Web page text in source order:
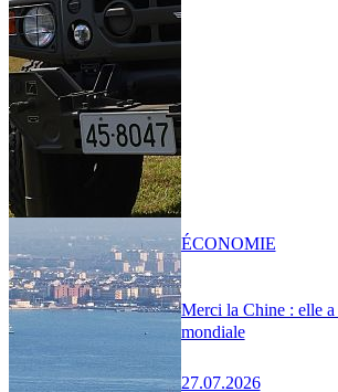
Merci la Chine : elle a
mondiale
27.07.2026
ÉCONOMIE